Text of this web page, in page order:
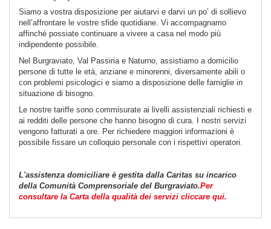
Siamo a vostra disposizione per aiutarvi e darvi un po’ di sollievo
nell’affrontare le vostre sfide quotidiane. Vi accompagnamo
affinché possiate continuare a vivere a casa nel modo più
indipendente possibile.
Nel Burgraviato, Val Passiria e Naturno, assistiamo a domicilio
persone di tutte le età, anziane e minorenni, diversamente abili o
con problemi psicologici e siamo a disposizione delle famiglie in
situazione di bisogno.
Le nostre tariffe sono commisurate ai livelli assistenziali richiesti e
ai redditi delle persone che hanno bisogno di cura. I nostri servizi
vengono fatturati a ore. Per richiedere maggiori informazioni è
possibile fissare un colloquio personale con i rispettivi operatori.
L'assistenza domiciliare è gestita dalla Caritas su incarico
della Comunità Comprensoriale del Burgraviato.Per
consultare la Carta della qualità dei servizi cliccare qui.